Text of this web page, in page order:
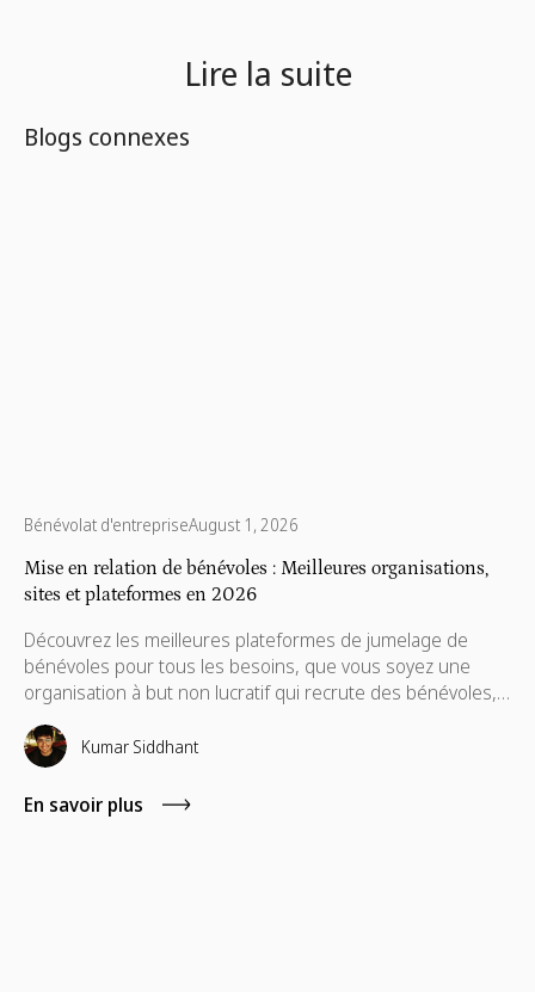
Lire la suite
Blogs connexes
Bénévolat d'entrepriseAugust 1, 2026
Mise en relation de bénévoles : Meilleures organisations,
sites et plateformes en 2026
Découvrez les meilleures plateformes de jumelage de
bénévoles pour tous les besoins, que vous soyez une
organisation à but non lucratif qui recrute des bénévoles,
une entreprise qui gère des programmes mondiaux de
bénévolat d'entreprise, ou un particulier souhaitant
s'engager.
Kumar Siddhant
En savoir plus